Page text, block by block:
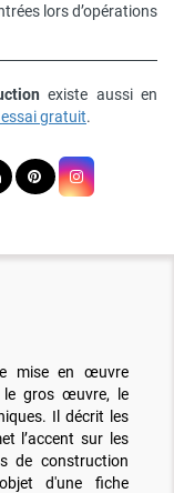
lors d’opérations
existe aussi en
gratuit.
mise en œuvre
le gros œuvre, le
Il décrit les
l’accent sur les
de construction
d'une fiche